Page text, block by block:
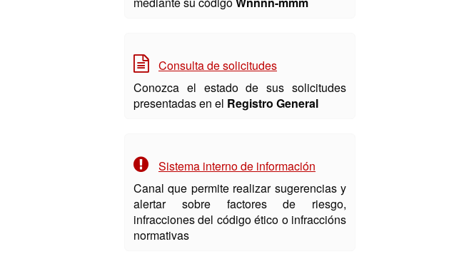
Consulta de solicitudes
Conozca el estado de sus solicitudes
presentadas en el Registro General
Sistema interno de información
Canal que permite realizar sugerencias y
alertar sobre factores de riesgo,
infracciones del código ético o infraccións
normativas